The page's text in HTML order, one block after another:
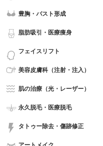
豊胸・バスト形成
脂肪吸引・医療痩身
フェイスリフト
美容皮膚科（注射・注入）
肌の治療（光・レーザー）
永久脱毛・医療脱毛
タトゥー除去・傷跡修正